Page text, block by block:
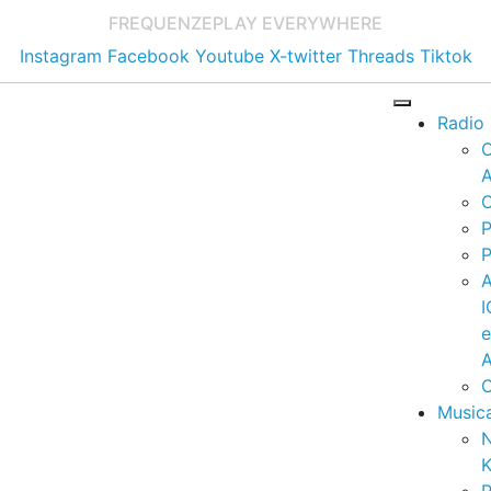
FREQUENZEPLAY EVERYWHERE
Instagram Facebook Youtube X-twitter Threads Tiktok
Radio
e